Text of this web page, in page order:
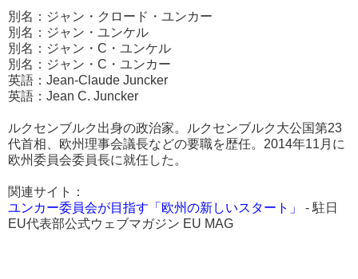
別名：ジャン・クロード・ユンカー
別名：ジャン・ユンケル
別名：ジャン・C・ユンケル
別名：ジャン・C・ユンカー
英語：Jean-Claude Juncker
英語：Jean C. Juncker
ルクセンブルク出身の政治家。ルクセンブルク大公国第23
代首相、欧州理事会議長などの要職を歴任。2014年11月に
欧州委員会委員長に就任した。
関連サイト：
ユンカー委員会が目指す「欧州の新しいスタート」
- 駐日
EU代表部公式ウェブマガジン EU MAG